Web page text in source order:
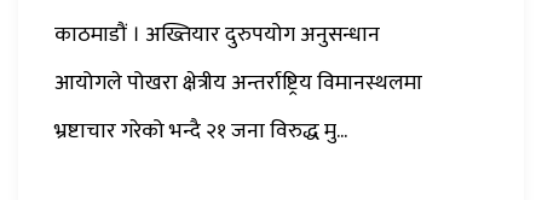
काठमाडौं । अख्तियार दुरुपयोग अनुसन्धान
आयोगले पोखरा क्षेत्रीय अन्तर्राष्ट्रिय विमानस्थलमा
भ्रष्टाचार गरेको भन्दै २१ जना विरुद्ध मु...